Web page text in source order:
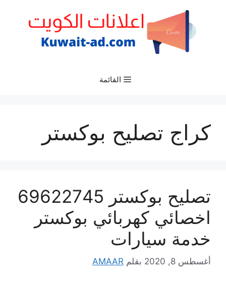
القائمة
كراج تصليح بوكستر
تصليح بوكستر 69622745
اخصائي كهربائي بوكستر
خدمة سيارات
أغسطس 8, 2020 بقلم AMAAR